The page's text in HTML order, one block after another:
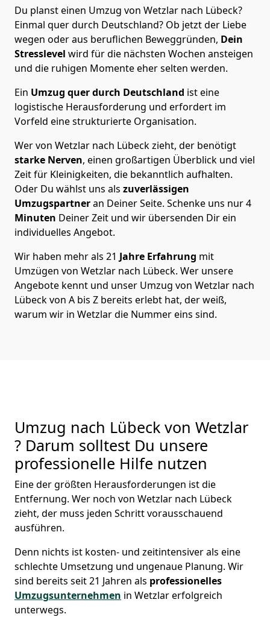
Du planst einen Umzug von Wetzlar nach Lübeck?
Einmal quer durch Deutschland? Ob jetzt der Liebe
wegen oder aus beruflichen Beweggründen, Dein
Stresslevel wird für die nächsten Wochen ansteigen
und die ruhigen Momente eher selten werden.
Ein Umzug quer durch Deutschland ist eine
logistische Herausforderung und erfordert im
Vorfeld eine strukturierte Organisation.
Wer von Wetzlar nach Lübeck zieht, der benötigt
starke Nerven, einen großartigen Überblick und viel
Zeit für Kleinigkeiten, die bekanntlich aufhalten.
Oder Du wählst uns als zuverlässigen
Umzugspartneran Deiner Seite. Schenke uns nur4
Minuten Deiner Zeit und wir übersenden Dir ein
individuelles Angebot.
Wir haben mehr als 21 Jahre Erfahrung mit
Umzügen von Wetzlar nach Lübeck. Wer unsere
Angebote kennt und unser Umzug von Wetzlar nach
Lübeck von A bis Z bereits erlebt hat, der weiß,
warum wir in Wetzlar die Nummer eins sind.
Umzug nach Lübeck von Wetzlar
? Darum solltest Du unsere
professionelle Hilfe nutzen
Eine der größten Herausforderungen ist die
Entfernung. Wer noch von Wetzlar nach Lübeck
zieht, der muss jeden Schritt vorausschauend
ausführen.
Denn nichts ist kosten- und zeitintensiver als eine
schlechte Umsetzung und ungenaue Planung. Wir
sind bereits seit 21 Jahren als professionelles
Umzugsunternehmen in Wetzlar erfolgreich
unterwegs.